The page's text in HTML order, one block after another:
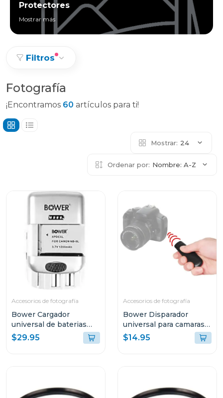
Protectores
Mostrar más
Filtros
Fotografía
¡Encontramos 60 artículos para ti!
Mostrar: 24
Ordenar por: Nombre: A-Z
Accesorios de fotografía
Bower Cargador
universal de baterias
con funcion carga rapida
$29.95
Accesorios de fotografía
Bower Disparador
universal para camaras
dSLR
$14.95